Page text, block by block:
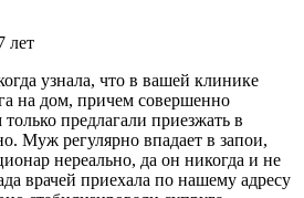
лет
узнала, что в вашей клинике
на дом, причем совершенно
предлагали приезжать в
Муж регулярно впадает в запои,
нереально, да он никогда и не
врачей приехала по нашему адресу